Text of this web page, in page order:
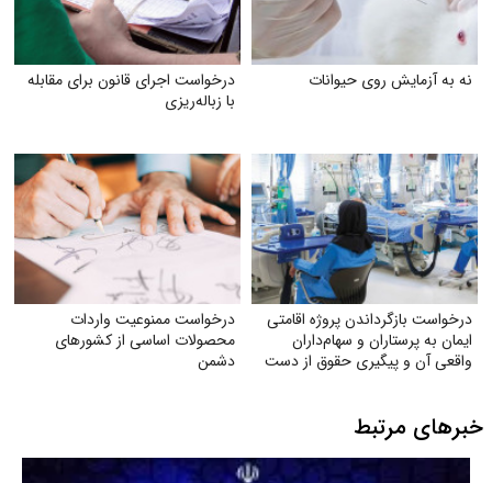
نه به آزمایش روی حیوانات
درخواست اجرای قانون برای مقابله
با زباله‌ریزی
درخواست بازگرداندن پروژه اقامتی
ایمان به پرستاران و سهام‌داران
واقعی آن و پیگیری حقوق از دست
درخواست ممنوعیت واردات
محصولات اساسی از کشورهای
دشمن
خبرهای مرتبط